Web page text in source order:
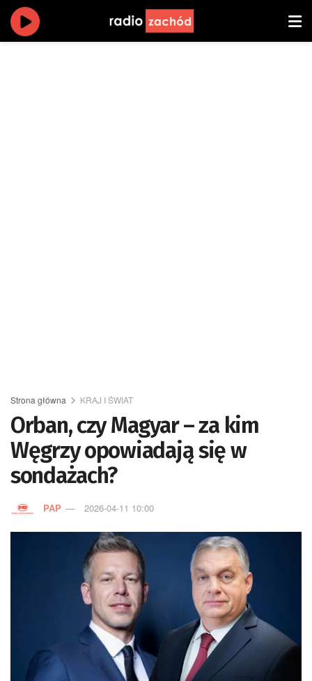
Strona główna KRAJ I ŚWIAT
Orban, czy Magyar – za kim
Węgrzy opowiadają się w
sondażach?
PAP 2026-04-11 10:00